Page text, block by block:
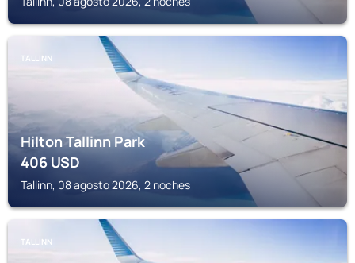
TALLINN
Hilton Tallinn Park
406USD
Tallinn, 08 agosto 2026, 2 noches
TALLINN